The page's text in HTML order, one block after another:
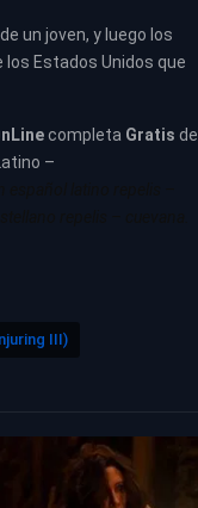
un joven, y luego los
los Estados Unidos que
completa Gratis del
–
III)